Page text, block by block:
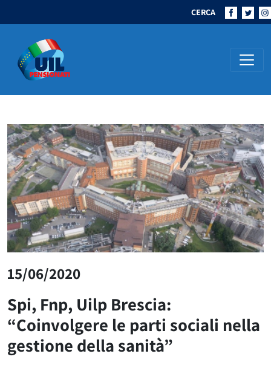
CERCA
Navigazione principale
15/06/2020
Spi, Fnp, Uilp Brescia:
“Coinvolgere le parti sociali nella
gestione della sanità”